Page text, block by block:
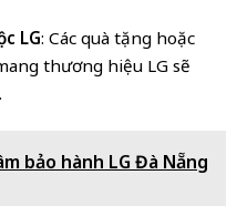
LG: Các quà tặng hoặc
thương hiệu LG sẽ
bảo hành LG Đà Nẵng